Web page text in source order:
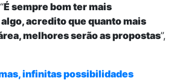
É sempre bom ter mais
acredito que quanto mais
melhores serão as propostas”,
infinitas possibilidades